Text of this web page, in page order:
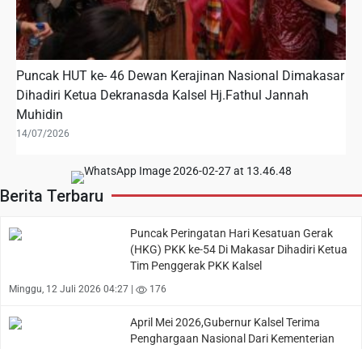
Puncak HUT ke- 46 Dewan Kerajinan Nasional Dimakasar
Dihadiri Ketua Dekranasda Kalsel Hj.Fathul Jannah
Muhidin
14/07/2026
Berita Terbaru
Puncak Peringatan Hari Kesatuan Gerak
(HKG) PKK ke-54 Di Makasar Dihadiri Ketua
Tim Penggerak PKK Kalsel
Minggu, 12 Juli 2026 04:27 | 176
April Mei 2026,Gubernur Kalsel Terima
Penghargaan Nasional Dari Kementerian